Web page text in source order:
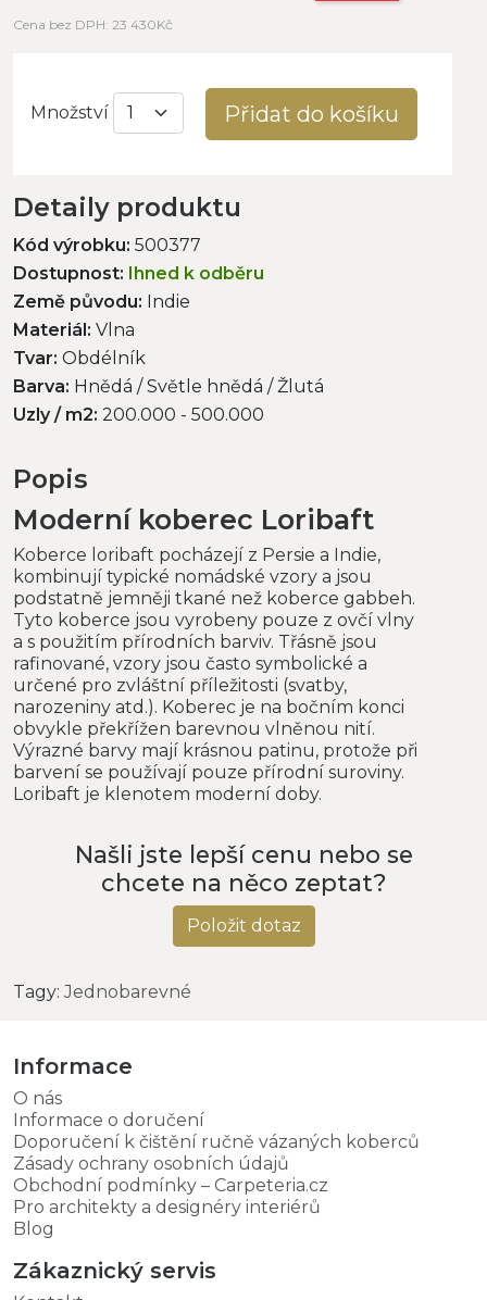
Cena bez DPH: 23 430Kč
Množství Přidat do košíku
Detaily produktu
Kód výrobku: 500377
Dostupnost: Ihned k odběru
Země původu: Indie
Materiál: Vlna
Tvar: Obdélník
Barva: Hnědá / Světle hnědá / Žlutá
Uzly / m2: 200.000 - 500.000
Popis
Moderní koberec Loribaft
Koberce loribaft pocházejí z Persie a Indie,
kombinují typické nomádské vzory a jsou
podstatně jemněji tkané než koberce gabbeh.
Tyto koberce jsou vyrobeny pouze z ovčí vlny
a s použitím přírodních barviv. Třásně jsou
rafinované, vzory jsou často symbolické a
určené pro zvláštní příležitosti (svatby,
narozeniny atd.). Koberec je na bočním konci
obvykle překřížen barevnou vlněnou nití.
Výrazné barvy mají krásnou patinu, protože při
barvení se používají pouze přírodní suroviny.
Loribaft je klenotem moderní doby.
Našli jste lepší cenu nebo se
chcete na něco zeptat?
Položit dotaz
Tagy:Jednobarevné
Informace
O nás
Informace o doručení
Doporučení k čištění ručně vázaných koberců
Zásady ochrany osobních údajů
Obchodní podmínky – Carpeteria.cz
Pro architekty a designéry interiérů
Blog
Zákaznický servis